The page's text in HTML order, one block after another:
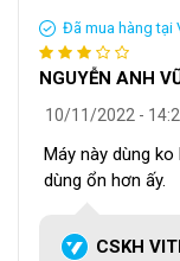
II. Bảng so
Có hai dòng máy
chạy nhất hiện
sự chênh lệch giá
NGUYỄN ANH
Đã mua hàng tại
10/11/2022 -
Máy này dùng
dùng ổn hơn ấy.
CSKH